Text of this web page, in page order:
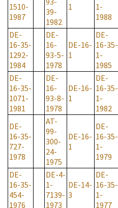
1510-
1987
39-
1982
1
1-
1988
DE-
16-35-
1292-
1984
DE-
16-
93-5-
1978
DE-16-
1
DE-
16-35-
1-
1985
DE-
16-35-
1071-
1981
DE-
16-
93-8-
1978
DE-16-
1
DE-
16-35-
1-
1982
DE-
16-35-
727-
1978
AT-
99-
300-
24-
1975
DE-16-
1
DE-
16-35-
1-
1979
DE-
16-35-
454-
1976
DE-4-
1-
7139-
1973
DE-14-
3
DE-
16-35-
1-
1977